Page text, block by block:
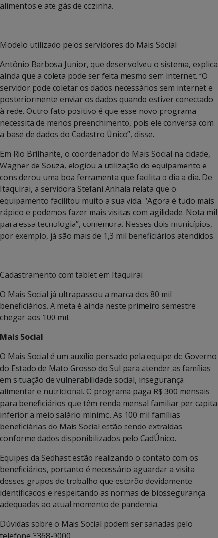
alimentos e até gás de cozinha.
Modelo utilizado pelos servidores do Mais Social
Antônio Barbosa Junior, que desenvolveu o sistema, explica
ainda que a coleta pode ser feita mesmo sem internet. “O
servidor pode coletar os dados necessários sem internet e
posteriormente enviar os dados quando estiver conectado
à rede. Outro fato positivo é que esse novo programa
necessita de menos preenchimento, pois ele conversa com
a base de dados do Cadastro Único”, disse.
Em Rio Brilhante, o coordenador do Mais Social na cidade,
Wagner de Souza, elogiou a utilização do equipamento e
considerou uma boa ferramenta que facilita o dia a dia. De
Itaquirai, a servidora Stefani Anhaia relata que o
equipamento facilitou muito a sua vida. “Agora é tudo mais
rápido e podemos fazer mais visitas com agilidade. Nota mil
para essa tecnologia”, comemora. Nesses dois municípios,
por exemplo, já são mais de 1,3 mil beneficiários atendidos.
Cadastramento com tablet em Itaquirai
O Mais Social já ultrapassou a marca dos 80 mil
beneficiários. A meta é ainda neste primeiro semestre
chegar aos 100 mil.
Mais Social
O Mais Social é um auxílio pensado pela equipe do Governo
do Estado de Mato Grosso do Sul para atender as famílias
em situação de vulnerabilidade social, insegurança
alimentar e nutricional. O programa paga R$ 300 mensais
para beneficiários que têm renda mensal familiar per capita
inferior a meio salário mínimo. As 100 mil famílias
beneficiárias do Mais Social estão sendo extraídas
conforme dados disponibilizados pelo CadÚnico.
Equipes da Sedhast estão realizando o contato com os
beneficiários, portanto é necessário aguardar a visita
desses grupos de trabalho que estarão devidamente
identificados e respeitando as normas de biossegurança
adequadas ao atual momento de pandemia.
Dúvidas sobre o Mais Social podem ser sanadas pelo
telefone 3368-9000.